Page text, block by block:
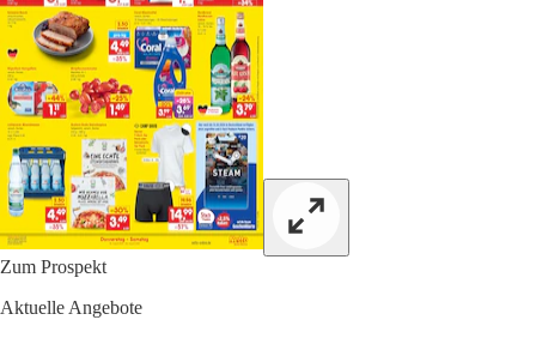
Zum Prospekt
Aktuelle Angebote